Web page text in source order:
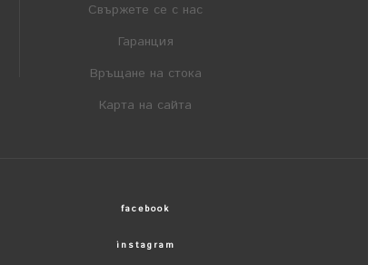
Свържете се с нас
Гаранция
Връщане на стока
Карта на сайта
facebook
instagram